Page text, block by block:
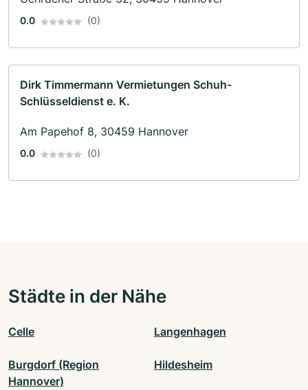
0.0 (0)
Dirk Timmermann Vermietungen Schuh-
Schlüsseldienst e. K.
Am Papehof 8, 30459 Hannover
0.0 (0)
Städte in der Nähe
Celle Langenhagen
Burgdorf (Region
Hannover)
Hildesheim